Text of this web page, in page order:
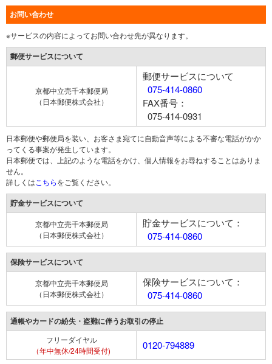
お問い合わせ
※サービスの内容によってお問い合わせ先が異なります。
郵便サービスについて
京都中立売千本郵便局
（日本郵便株式会社）
郵便サービスについて
075-414-0860
FAX番号：
075-414-0931
日本郵便や郵便局を装い、お客さま宛てに自動音声等による不審な電話がかか
ってくる事案が発生しています。
日本郵便では、上記のような電話をかけ、個人情報をお尋ねすることはありま
せん。
詳しくは こちらをご覧ください。
貯金サービスについて
京都中立売千本郵便局
（日本郵便株式会社）
貯金サービスについて：
075-414-0860
保険サービスについて
京都中立売千本郵便局
（日本郵便株式会社）
保険サービスについて：
075-414-0860
通帳やカードの紛失・盗難に伴うお取引の停止
フリーダイヤル
（年中無休/24時間受付)
0120-794889